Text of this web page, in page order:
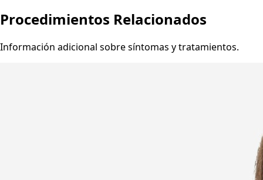
Procedimientos Relacionados
Información adicional sobre síntomas y tratamientos.